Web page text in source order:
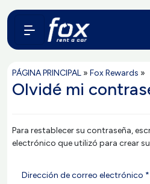
PÁGINA PRINCIPAL » Fox Rewards »
Olvidé mi
Para restablecer su contraseña,
electrónico que utilizó para crear
Dirección de correo electrónico *